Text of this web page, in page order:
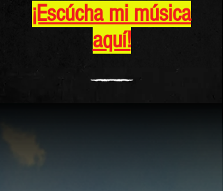
¡Escúcha mi música
aquí!